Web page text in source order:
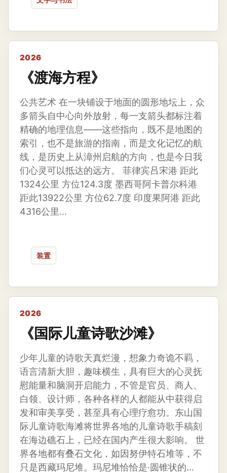
2026
《渡海方程》
公共艺术 在一块铺设于地面的圆形地坛上，众
多箭头自中心向外放射，每一支箭头都标注着
精确的地理信息——这些指向，既不是地图的
索引，也不是旅游的指南，而是文化记忆的航
线，是历史上从漳州启航的方向，也是今日我
们心灵可以抵达的远方。 菲律宾吕宋港 距此
1324公里 方位124.3度 墨西哥阿卡普尔科港
距此13922公里 方位62.7度 印度果阿港 距此
4316公里...
装置
2026
《国际儿童诗歌沙滩》
少年儿童的诗歌天真烂漫，想象力奇诡不羁，
语言清新大胆，趣味横生，具有巨大的心灵抚
慰能量和脑洞开启能力，不管是官员、商人、
白领、设计师，各种各样的人都能从中获得启
发和审美享受，甚至具有心理疗愈功。东山国
际儿童诗歌海滩将世界各地的儿童诗歌手稿刻
在海边礁石上，已经在国内产生很大影响。 世
界各地都有叠石文化，如因努伊特石堆等，不
只是西藏玛尼堆。玛尼堆恰恰是·圆锥状的...